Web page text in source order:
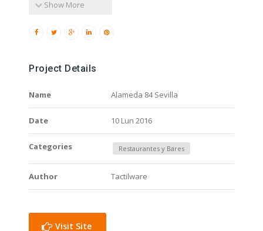
Show More
Project Details
Name Alameda 84 Sevilla
Date 10 Lun 2016
Categories Restaurantes y Bares
Author Tactilware
Visit Site